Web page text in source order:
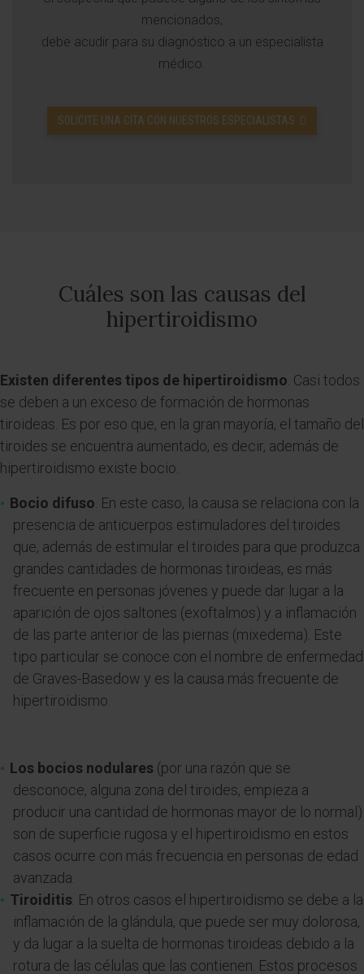
mencionados,
debe acudir para su diagnóstico a un especialista
médico.
SOLICITE UNA CITA CON NUESTROS ESPECIALISTAS
Cuáles son las causas del
hipertiroidismo
Existen diferentes tipos de hipertiroidismo . Casi todos
se deben a un exceso de formación de hormonas
tiroideas. Es por eso que, en la gran mayoría, el tamaño del
tiroides se encuentra aumentado, es decir, además de
hipertiroidismo existe bocio.
Bocio difuso . En este caso, la causa se relaciona con la
presencia de anticuerpos estimuladores del tiroides
que, además de estimular el tiroides para que produzca
grandes cantidades de hormonas tiroideas, es más
frecuente en personas jóvenes y puede dar lugar a la
aparición de ojos saltones (exoftalmos) y a inflamación
de las parte anterior de las piernas (mixedema). Este
tipo particular se conoce con el nombre de enfermedad
de Graves-Basedow y es la causa más frecuente de
hipertiroidismo.
Los bocios nodulares (por una razón que se
desconoce, alguna zona del tiroides, empieza a
producir una cantidad de hormonas mayor de lo normal)
son de superficie rugosa y el hipertiroidismo en estos
casos ocurre con más frecuencia en personas de edad
avanzada.
Tiroiditis . En otros casos el hipertiroidismo se debe a la
inflamación de la glándula, que puede ser muy dolorosa,
y da lugar a la suelta de hormonas tiroideas debido a la
rotura de las células que las contienen. Estos procesos